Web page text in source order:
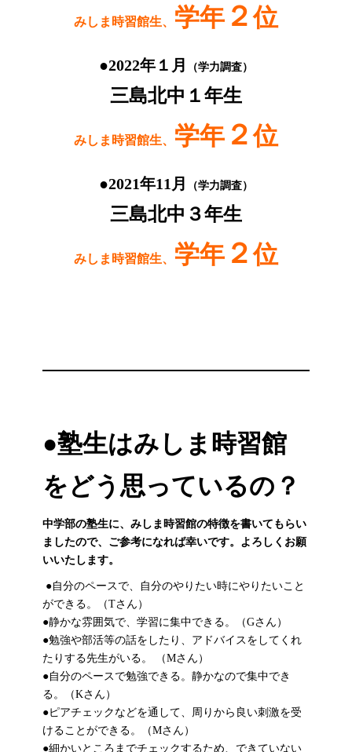
みしま時習館生、 学年 ２位
●2022年１月 （学力調査）
三島北中１年生
みしま時習館生、 学年 ２位
●2021年11月 （学力調査）
三島北中３年生
みしま時習館生、 学年 ２位
●塾生はみしま時習館
をどう思っているの？
中学部の塾生に、みしま時習館の特徴を書いてもらい
ましたので、ご参考になれば幸いです。よろしくお願
いいたします。
●自分のペースで、自分のやりたい時にやりたいこと
ができる。（Tさん）
●静かな雰囲気で、学習に集中できる。（Gさん）
●勉強や部活等の話をしたり、アドバイスをしてくれ
たりする先生がいる。 （Mさん）
●自分のペースで勉強できる。静かなので集中でき
る。（Kさん）
●ピアチェックなどを通して、周りから良い刺激を受
けることができる。（Mさん）
●細かいところまでチェックするため、できていない